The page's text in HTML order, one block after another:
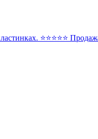
⭐️⭐️⭐️⭐️⭐️